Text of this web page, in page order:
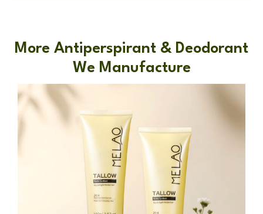
More Antiperspirant & Deodorant
We Manufacture